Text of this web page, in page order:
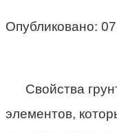
Опубликовано:
Свойства
элементов,